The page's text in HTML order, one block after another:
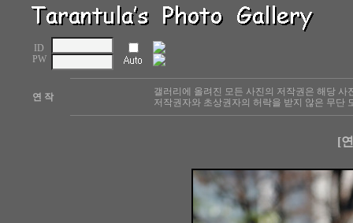
ID
PW
연 작
갤러리에 올려진 모든 사진의 저작권은 해당
저작권자와 초상권자의 허락을 받지 않은 무단
[